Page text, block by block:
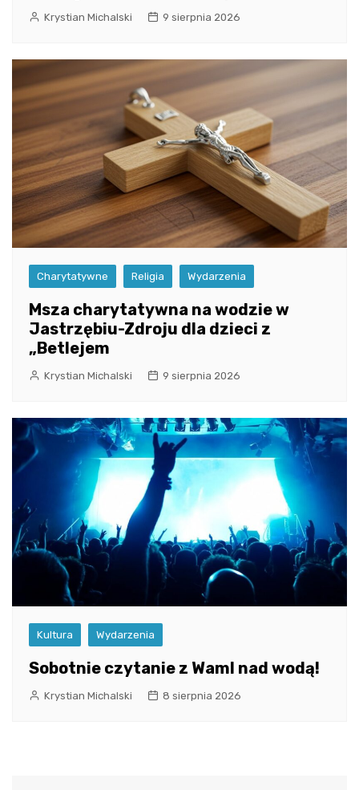
Krystian Michalski 9 sierpnia 2026
Charytatywne Religia Wydarzenia
Msza charytatywna na wodzie w
Jastrzębiu-Zdroju dla dzieci z
„Betlejem
Krystian Michalski 9 sierpnia 2026
Kultura Wydarzenia
Sobotnie czytanie z WamI nad wodą!
Krystian Michalski 8 sierpnia 2026